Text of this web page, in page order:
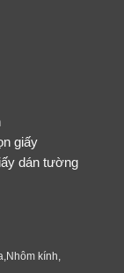
giấy
dán tường
Nhôm kính